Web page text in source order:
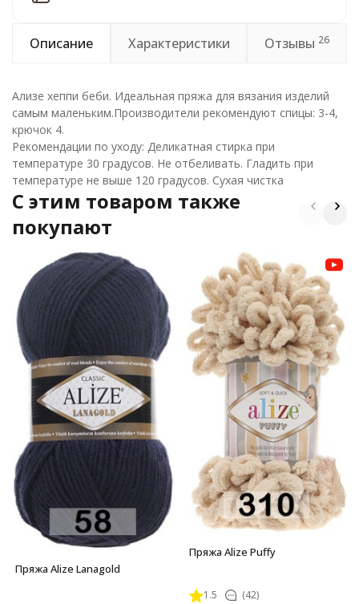
Описание Характеристики Отзывы 26
Ализе хеппи беби. Идеальная пряжа для вязания изделий
самым маленьким.Производители рекомендуют спицы: 3-4,
крючок 4.
Рекомендации по уходу: Деликатная стирка при
температуре 30 градусов. Не отбеливать. Гладить при
температуре не выше 120 градусов. Сухая чистка
C этим товаром также
покупают
Пряжа Alize Lanagold
Пряжа Alize Puffy
1.5 (42)